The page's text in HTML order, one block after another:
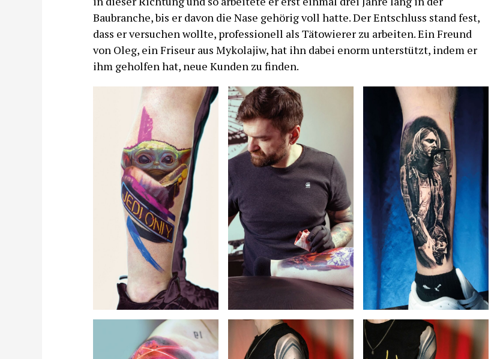
Baubranche, bis er davon die Nase gehörig voll hatte. Der Entschluss stand fest,
dass er versuchen wollte, professionell als Tätowierer zu arbeiten. Ein Freund
von Oleg, ein Friseur aus Mykolajiw, hat ihn dabei enorm unterstützt, indem er
ihm geholfen hat, neue Kunden zu finden.